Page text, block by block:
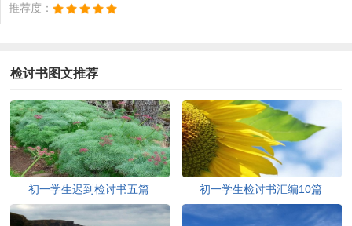
推荐度：
检讨书图文推荐
初一学生迟到检讨书五篇 初一学生检讨书汇编10篇